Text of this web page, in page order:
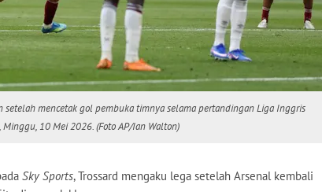
setelah mencetak gol pembuka timnya selama pertandingan Liga Inggris
10 Mei 2026. (Foto AP/Ian Walton)
Sky Sports, Trossard mengaku lega setelah Arsenal kembali